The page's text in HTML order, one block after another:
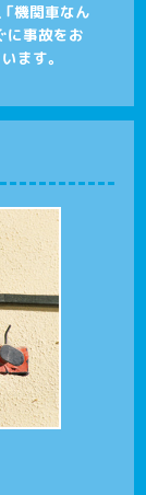
機関車なん
に事故をお
ます。